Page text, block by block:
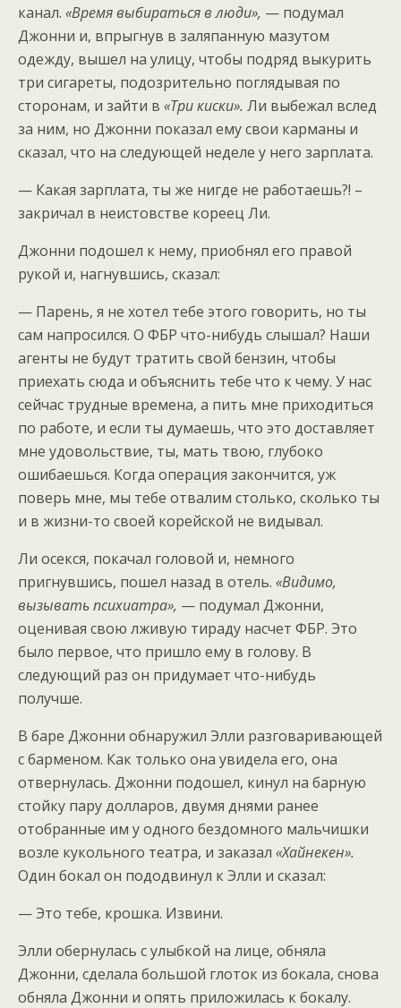
канал. «Время выбираться в люди», — подумал
Джонни и, впрыгнув в заляпанную мазутом
одежду, вышел на улицу, чтобы подряд выкурить
три сигареты, подозрительно поглядывая по
сторонам, и зайти в «Три киски». Ли выбежал вслед
за ним, но Джонни показал ему свои карманы и
сказал, что на следующей неделе у него зарплата.
— Какая зарплата, ты же нигде не работаешь?! –
закричал в неистовстве кореец Ли.
Джонни подошел к нему, приобнял его правой
рукой и, нагнувшись, сказал:
— Парень, я не хотел тебе этого говорить, но ты
сам напросился. О ФБР что-нибудь слышал? Наши
агенты не будут тратить свой бензин, чтобы
приехать сюда и объяснить тебе что к чему. У нас
сейчас трудные времена, а пить мне приходиться
по работе, и если ты думаешь, что это доставляет
мне удовольствие, ты, мать твою, глубоко
ошибаешься. Когда операция закончится, уж
поверь мне, мы тебе отвалим столько, сколько ты
и в жизни-то своей корейской не видывал.
Ли осекся, покачал головой и, немного
пригнувшись, пошел назад в отель. «Видимо,
вызывать психиатра», — подумал Джонни,
оценивая свою лживую тираду насчет ФБР. Это
было первое, что пришло ему в голову. В
следующий раз он придумает что-нибудь
получше.
В баре Джонни обнаружил Элли разговаривающей
с барменом. Как только она увидела его, она
отвернулась. Джонни подошел, кинул на барную
стойку пару долларов, двумя днями ранее
отобранные им у одного бездомного мальчишки
возле кукольного театра, и заказал «Хайнекен».
Один бокал он пододвинул к Элли и сказал:
— Это тебе, крошка. Извини.
Элли обернулась с улыбкой на лице, обняла
Джонни, сделала большой глоток из бокала, снова
обняла Джонни и опять приложилась к бокалу.